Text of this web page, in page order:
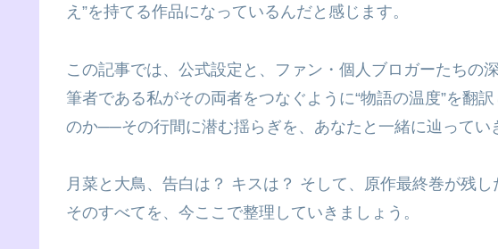
え”を持てる作品になっているんだと感じます。
この記事では、公式設定と、ファン・個人ブロガーたちの
筆者である私がその両者をつなぐように“物語の温度”を翻
のか──その行間に潜む揺らぎを、あなたと一緒に辿ってい
月菜と大鳥、告白は？ キスは？ そして、原作最終巻が残し
そのすべてを、今ここで整理していきましょう。